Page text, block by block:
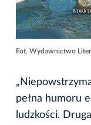
Fot. Wydawnictwo
pełna humoru
ludzkości.